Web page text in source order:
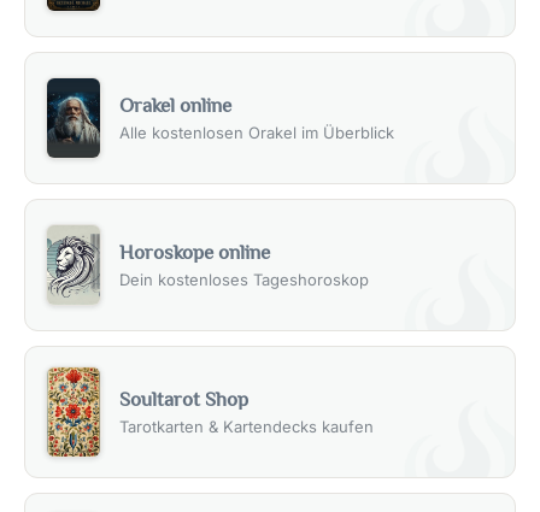
Orakel online
Alle kostenlosen Orakel im Überblick
Horoskope online
Dein kostenloses Tageshoroskop
Soultarot Shop
Tarotkarten & Kartendecks kaufen